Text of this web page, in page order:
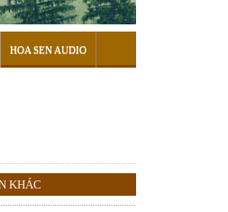
HOA SEN AUDIO
KHÁC